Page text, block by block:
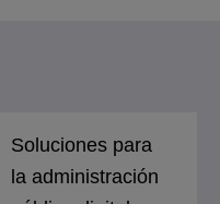
Soluciones para
la administración